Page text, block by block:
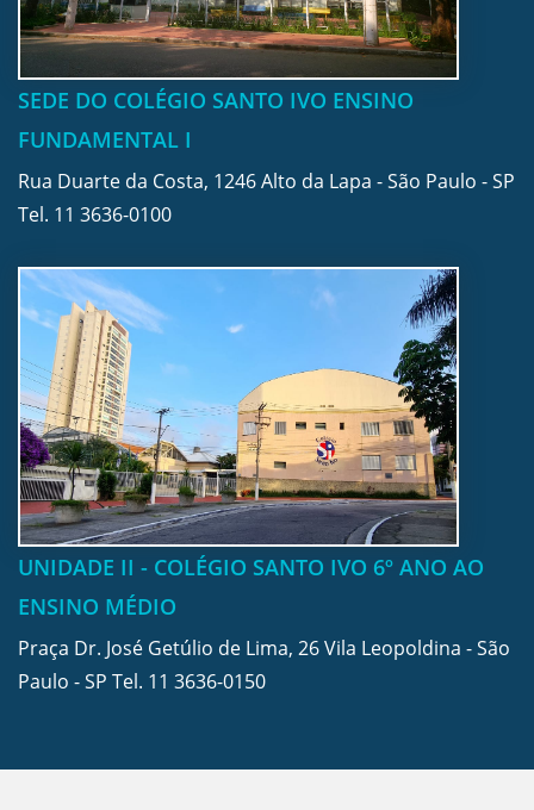
SEDE DO COLÉGIO SANTO IVO ENSINO
FUNDAMENTAL I
Rua Duarte da Costa, 1246 Alto da Lapa - São Paulo - SP
Tel. 11 3636-0100
UNIDADE II - COLÉGIO SANTO IVO 6º ANO AO
ENSINO MÉDIO
Praça Dr. José Getúlio de Lima, 26 Vila Leopoldina - São
Paulo - SP Tel. 11 3636-0150